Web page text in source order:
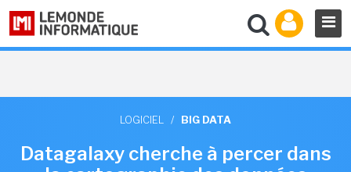
LOGICIEL / BIG DATA
Datagalaxy cherche à percer dans